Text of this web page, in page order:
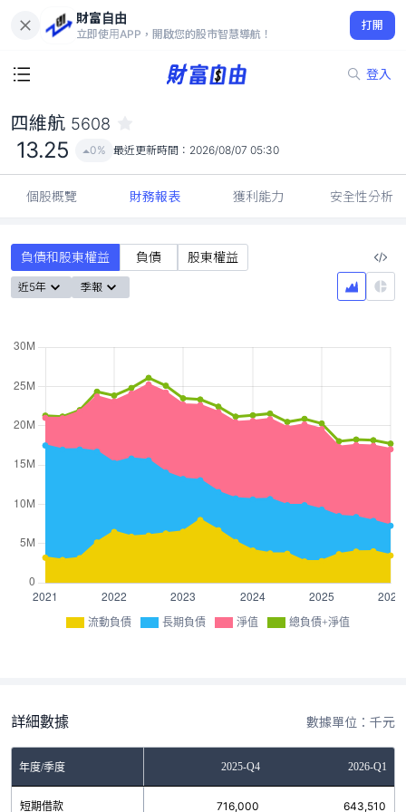
財富自由
立即使用APP，開啟您的股市智慧導航！
打開
登入
13.25
0%
四維航 5608
13.25 0% 最近更新時間： 2026/08/07 05:30
個股概覽 財務報表 獲利能力 安全性分析
負債和股東權益 負債 股東權益
近5年 季報
流動負債 長期負債 淨值 總負債+淨值
詳細數據 數據單位：千元
年度/季度 2025-Q4 2026-Q1
短期借款 716,000 643,510